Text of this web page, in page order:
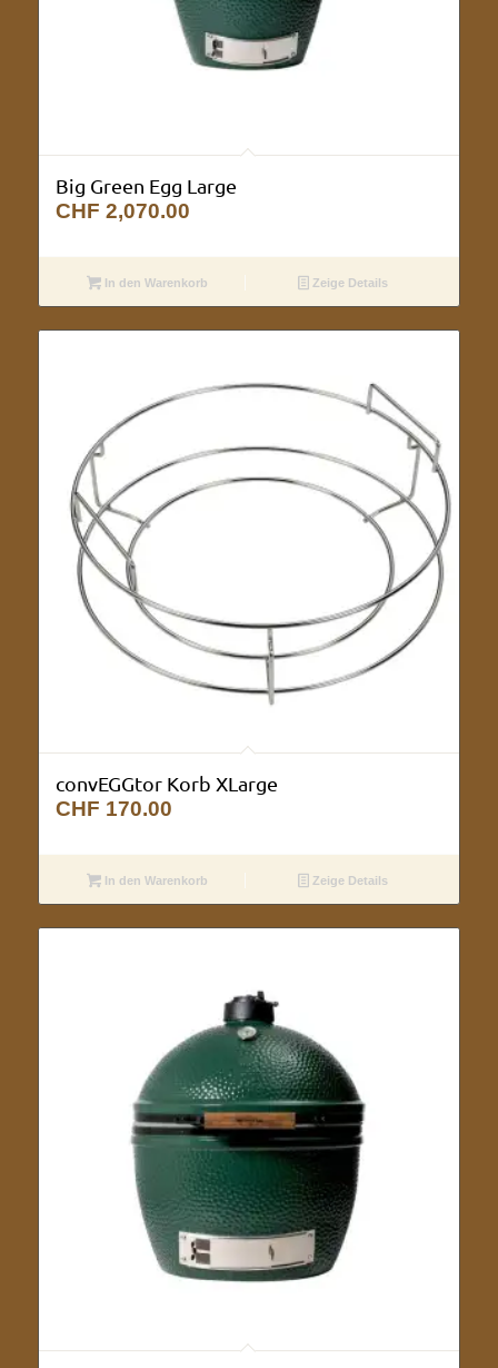
Big Green Egg Large
CHF 2,070.00
In den Warenkorb Zeige Details
convEGGtor Korb XLarge
CHF 170.00
In den Warenkorb Zeige Details